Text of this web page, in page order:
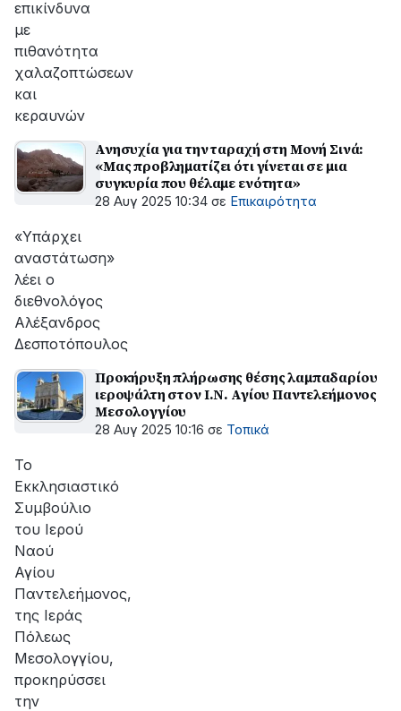
επικίνδυνα
με
πιθανότητα
χαλαζοπτώσεων
και
κεραυνών
Ανησυχία για την ταραχή στη Μονή Σινά:
«Μας προβληματίζει ότι γίνεται σε μια
συγκυρία που θέλαμε ενότητα»
28 Αυγ 2025 10:34 σε Επικαιρότητα
«Υπάρχει
αναστάτωση»
λέει ο
διεθνολόγος
Αλέξανδρος
Δεσποτόπουλος
Προκήρυξη πλήρωσης θέσης λαμπαδαρίου
ιεροψάλτη στον Ι.Ν. Αγίου Παντελεήμονος
Μεσολογγίου
28 Αυγ 2025 10:16 σε Τοπικά
Το
Εκκλησιαστικό
Συμβούλιο
του Ιερού
Ναού
Αγίου
Παντελεήμονος,
της Ιεράς
Πόλεως
Μεσολογγίου,
προκηρύσσει
την